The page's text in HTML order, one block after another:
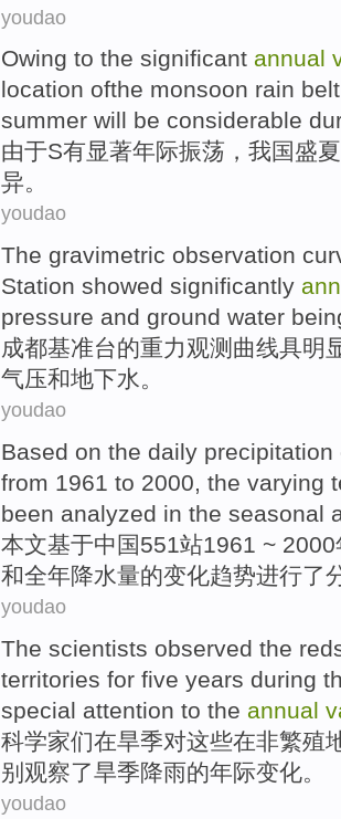
youdao
Owing to the significant annual
location ofthe monsoon rain belt
summer will be considerable
由于S有显著年际振荡， 我国盛夏
异。
youdao
The gravimetric observation
Station showed significantly
pressure and ground water
成都基准台的重力观测 曲线具明
气压和地下水。
youdao
Based on the daily precipitation
from 1961 to 2000, the varying
been analyzed in the seasonal
本文基于中国551站1961 ~ 2000
和全年降水量的变化趋势进行了
youdao
The scientists observed the
territories for five years during
special attention to the annual
科学家们在旱季对这些在非繁殖
别 观察了旱季降雨的年际变化。
youdao